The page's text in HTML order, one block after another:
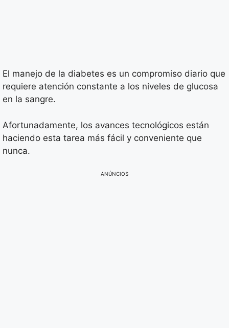
El manejo de la diabetes es un compromiso diario que
requiere atención constante a los niveles de glucosa
en la sangre.
Afortunadamente, los avances tecnológicos están
haciendo esta tarea más fácil y conveniente que
nunca.
ANÚNCIOS